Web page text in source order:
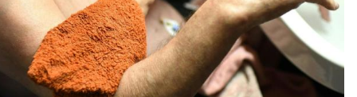
Untermenü
Untermenü
Untermenü